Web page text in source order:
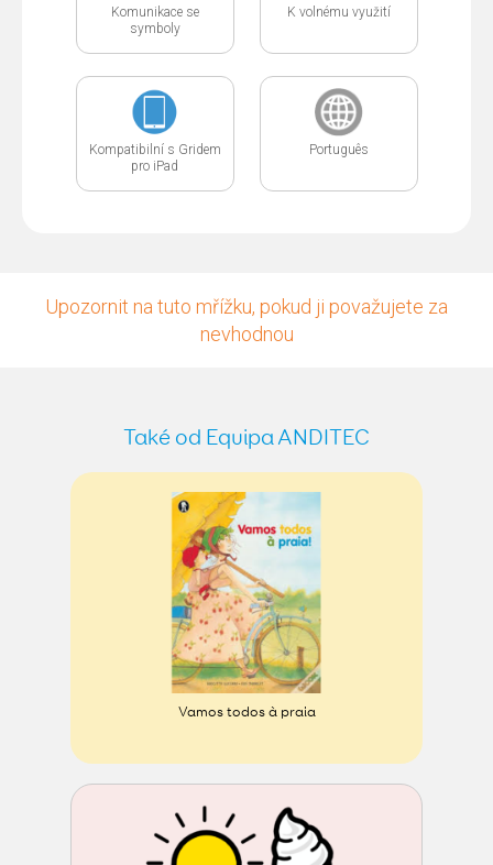
Komunikace se
symboly
K volnému využití
Kompatibilní s Gridem
pro iPad
Português
Upozornit na tuto mřížku, pokud ji považujete za
nevhodnou
Také od Equipa ANDITEC
Vamos todos à praia